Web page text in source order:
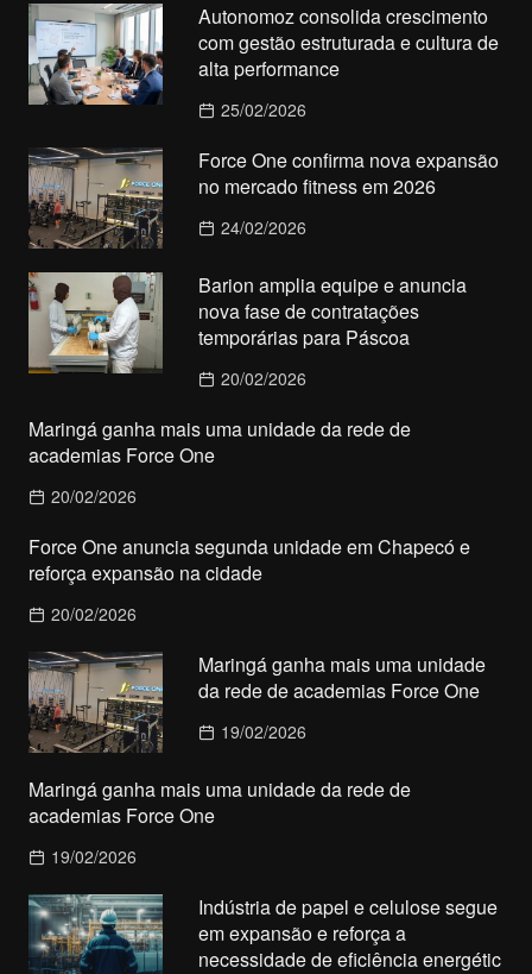
Autonomoz consolida crescimento
com gestão estruturada e cultura de
alta performance
25/02/2026
Force One confirma nova expansão
no mercado fitness em 2026
24/02/2026
Barion amplia equipe e anuncia
nova fase de contratações
temporárias para Páscoa
20/02/2026
Maringá ganha mais uma unidade da rede de
academias Force One
20/02/2026
Force One anuncia segunda unidade em Chapecó e
reforça expansão na cidade
20/02/2026
Maringá ganha mais uma unidade
da rede de academias Force One
19/02/2026
Maringá ganha mais uma unidade da rede de
academias Force One
19/02/2026
Indústria de papel e celulose segue
em expansão e reforça a
necessidade de eficiência energétic